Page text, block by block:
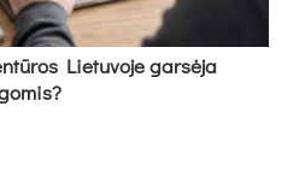
Lietuvoje garsėja